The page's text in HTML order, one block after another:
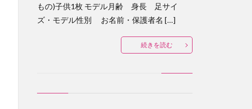
もの)子供1枚 モデル月齢 身長 足サイ
ズ・モデル性別 お名前・保護者名 […]
続きを読む